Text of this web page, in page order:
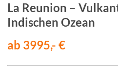
La Reunion –
Indischen Ozean
ab 3995,- €